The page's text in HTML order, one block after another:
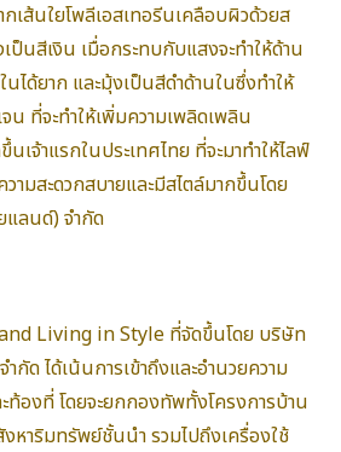
เส้นใยโพลีเอสเทอรีนเคลือบผิวด้วยส
ป็นสีเงิน เมื่อกระทบกับแสงจะทำให้ด้าน
ได้ยาก และมุ้งเป็นสีดำด้านในซึ่งทำให้
น ที่จะทำให้เพิ่มความเพลิดเพลิน
เจ้าแรกในประเทศไทย ที่จะมาทำให้ไลฟ์
ามสะดวกสบายและมีสไตล์มากขึ้นโดย
แลนด์) จำกัด
Living in Style ที่จัดขึ้นโดย บริษัท
กัด ได้เน้นการเข้าถึงและอำนวยความ
ท้องที่ โดยจะยกกองทัพทั้งโครงการบ้าน
หาริมทรัพย์ชั้นนำ รวมไปถึงเครื่องใช้